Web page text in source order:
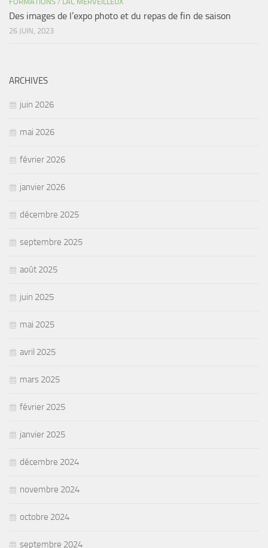
Des images de l’expo photo et du repas de fin de saison
26 JUIN, 2023
ARCHIVES
juin 2026
mai 2026
février 2026
janvier 2026
décembre 2025
septembre 2025
août 2025
juin 2025
mai 2025
avril 2025
mars 2025
février 2025
janvier 2025
décembre 2024
novembre 2024
octobre 2024
septembre 2024